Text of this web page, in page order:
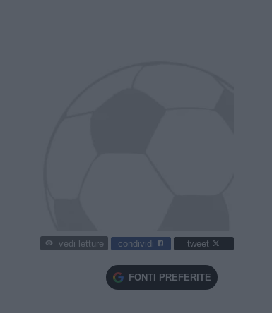
vedi letture condividi tweet
FONTI PREFERITE